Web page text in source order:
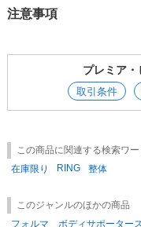
注意事項
プレミア
取引条件
この商品に関連する検索ワー
在庫限り
RING 整体
このジャンルのほかの商品
フォルマ ボディサポータ